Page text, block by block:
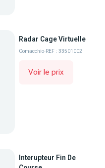
Radar Cage Virtuelle
Comacchio-REF : 33501002
Voir le prix
Interupteur Fin De